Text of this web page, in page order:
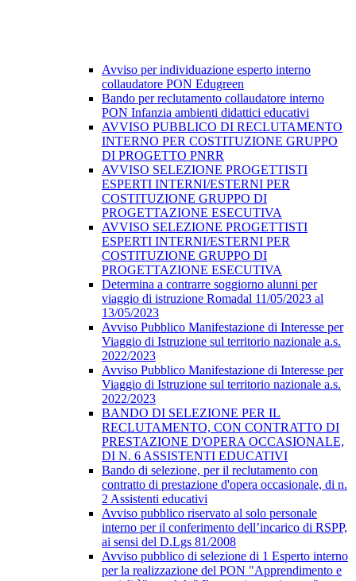
Avviso per individuazione esperto interno
collaudatore PON Edugreen
Bando per reclutamento collaudatore interno
PON Infanzia ambienti didattici educativi
AVVISO PUBBLICO DI RECLUTAMENTO
INTERNO PER COSTITUZIONE GRUPPO
DI PROGETTO PNRR
AVVISO SELEZIONE PROGETTISTI
ESPERTI INTERNI/ESTERNI PER
COSTITUZIONE GRUPPO DI
PROGETTAZIONE ESECUTIVA
AVVISO SELEZIONE PROGETTISTI
ESPERTI INTERNI/ESTERNI PER
COSTITUZIONE GRUPPO DI
PROGETTAZIONE ESECUTIVA
Determina a contrarre soggiorno alunni per
viaggio di istruzione Romadal 11/05/2023 al
13/05/2023
Avviso Pubblico Manifestazione di Interesse per
Viaggio di Istruzione sul territorio nazionale a.s.
2022/2023
Avviso Pubblico Manifestazione di Interesse per
Viaggio di Istruzione sul territorio nazionale a.s.
2022/2023
BANDO DI SELEZIONE PER IL
RECLUTAMENTO, CON CONTRATTO DI
PRESTAZIONE D'OPERA OCCASIONALE,
DI N. 6 ASSISTENTI EDUCATIVI
Bando di selezione, per il reclutamento con
contratto di prestazione d'opera occasionale, di n.
2 Assistenti educativi
Avviso pubblico riservato al solo personale
interno per il conferimento dell’incarico di RSPP,
ai sensi del D.Lgs 81/2008
Avviso pubblico di selezione di 1 Esperto interno
per la realizzazione del PON "Apprendimento e